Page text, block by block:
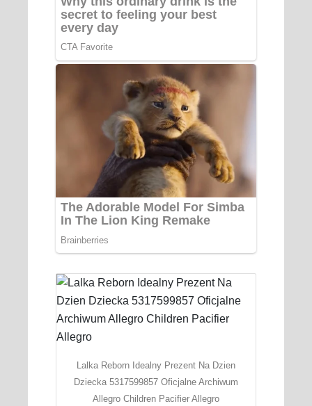
Lalka Reborn Idealny Prezent Na Dzien
Dziecka 5317599857 Oficjalne Archiwum
Allegro Children Pacifier Allegro